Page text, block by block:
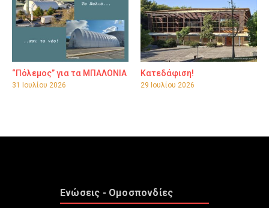
“Πόλεμος” για τα ΜΠΑΛΟΝΙΑ
31 Ιουλίου 2026
Κατεδάφιση!
29 Ιουλίου 2026
Ενώσεις - Ομοσπονδίες